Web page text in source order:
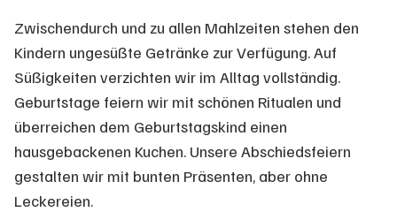
Zwischendurch und zu allen Mahlzeiten stehen den
Kindern ungesüßte Getränke zur Verfügung. Auf
Süßigkeiten verzichten wir im Alltag vollständig.
Geburtstage feiern wir mit schönen Ritualen und
überreichen dem Geburtstagskind einen
hausgebackenen Kuchen. Unsere Abschiedsfeiern
gestalten wir mit bunten Präsenten, aber ohne
Leckereien.